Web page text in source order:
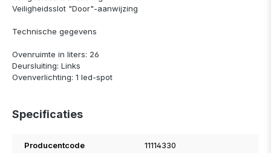
Veiligheidsslot "Door"-aanwijzing
Technische gegevens
Ovenruimte in liters: 26
Deursluiting: Links
Ovenverlichting: 1 led-spot
Specificaties
Producentcode 11114330